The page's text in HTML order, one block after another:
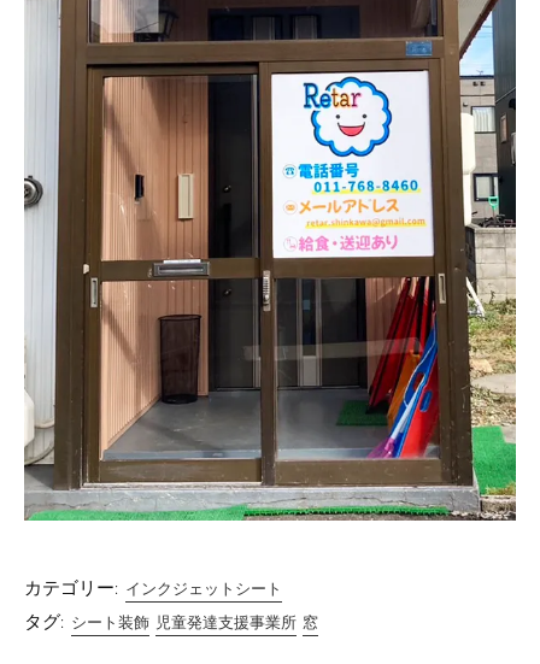
カテゴリー: インクジェットシート
タグ: シート装飾 児童発達支援事業所 窓